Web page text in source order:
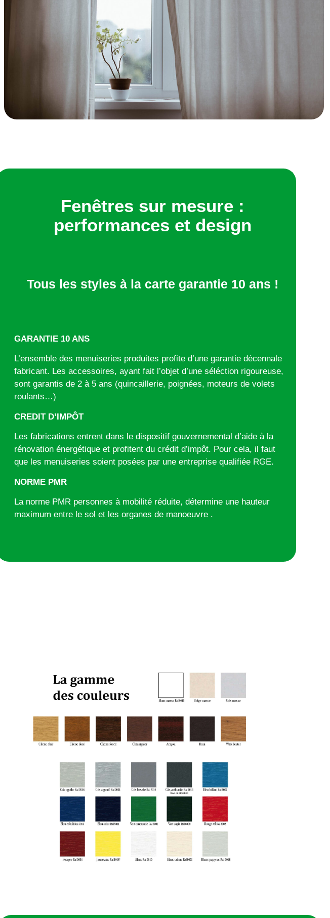
Fenêtres sur mesure :
performances et design
Tous les styles à la carte garantie 10 ans !
GARANTIE 10 ANS
L’ensemble des menuiseries produites profite d’une garantie décennale
fabricant. Les accessoires, ayant fait l’objet d’une séléction rigoureuse,
sont garantis de 2 à 5 ans (quincaillerie, poignées, moteurs de volets
roulants…)
CREDIT D’IMPÔT
Les fabrications entrent dans le dispositif gouvernemental d’aide à la
rénovation énergétique et profitent du crédit d’impôt. Pour cela, il faut
que les menuiseries soient posées par une entreprise qualifiée RGE.
NORME PMR
La norme PMR personnes à mobilité réduite, détermine une hauteur
maximum entre le sol et les organes de manoeuvre .